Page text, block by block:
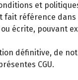
et
référence dans
écrite, pouvant
définitive, de
CGU.